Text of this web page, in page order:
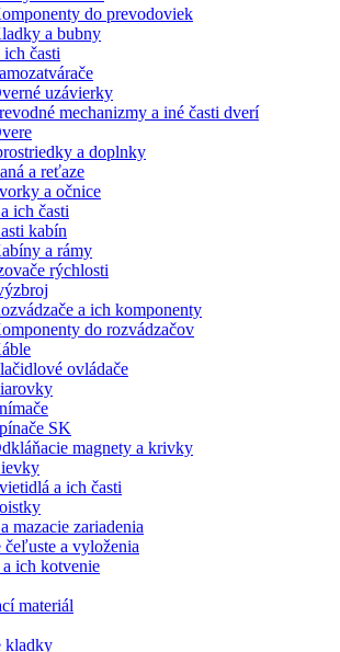
do prevodoviek
a bubny
časti
uzávierky
mechanizmy a iné časti dverí
a doplnky
a reťaze
a očnice
ich časti
kabín
a rámy
rýchlosti
a ich komponenty
do rozvádzačov
ovládače
SK
magnety a krivky
a ich časti
mazacie zariadenia
čeľuste a vyloženia
ich kotvenie
materiál
kladky